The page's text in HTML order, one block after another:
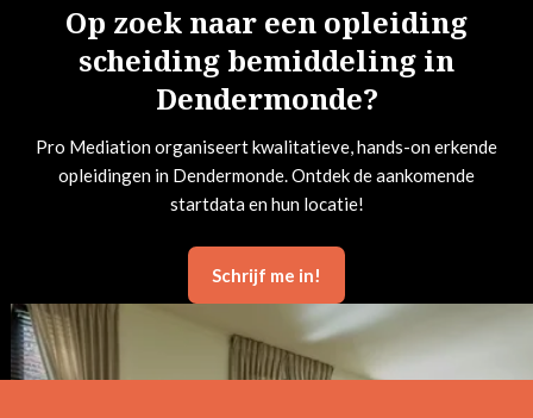
Op zoek naar een opleiding
scheiding bemiddeling in
Dendermonde?
Pro Mediation organiseert kwalitatieve, hands-on erkende
opleidingen in Dendermonde. Ontdek de aankomende
startdata en hun locatie!
Schrijf me in!